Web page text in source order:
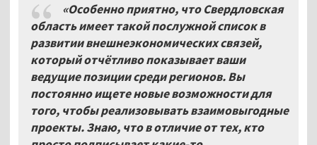
«Особенно приятно, что Свердловская
область имеет такой послужной список в
развитии внешнеэкономических связей,
который отчётливо показывает ваши
ведущие позиции среди регионов. Вы
постоянно ищете новые возможности для
того, чтобы реализовывать взаимовыгодные
проекты. Знаю, что в отличие от тех, кто